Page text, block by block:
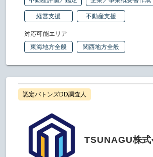
経営支援 不動産支援
対応可能エリア
東海地方全般
関西地方全般
認定バトンズDD調査人
TSUNAGU株式